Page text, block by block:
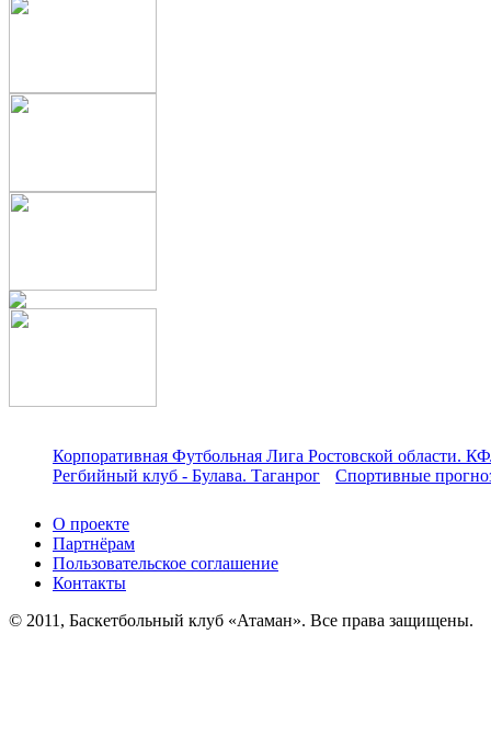
Корпоративная Футбольная Лига Ростовской области.
Регбийный клуб - Булава. Таганрог
Спортивные
О проекте
Партнёрам
Пользовательское соглашение
Контакты
© 2011, Баскетбольный клуб «Атаман». Все права защищены.